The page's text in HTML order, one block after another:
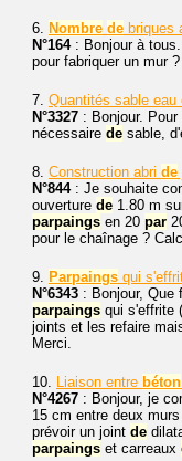
6. Nombre de briques
N°164: Bonjour à
pour fabriquer un mur ?
7. Quantités sable eau
N°3327 : Bonjour. Pour
nécessaire de sable,
8. Construction abri de
N°844: Je souhaite
ouverture de 1.80 m
parpaings en 20 par
pour le chaînage ?
9. Parpaings qui
N°6343 : Bonjour, Que
parpaings qui s'effrite
joints et les refaire
Merci.
10. Liaison entre béton
N°4267 : Bonjour, je
15 cm entre deux
prévoir un joint de
parpaings et carreaux